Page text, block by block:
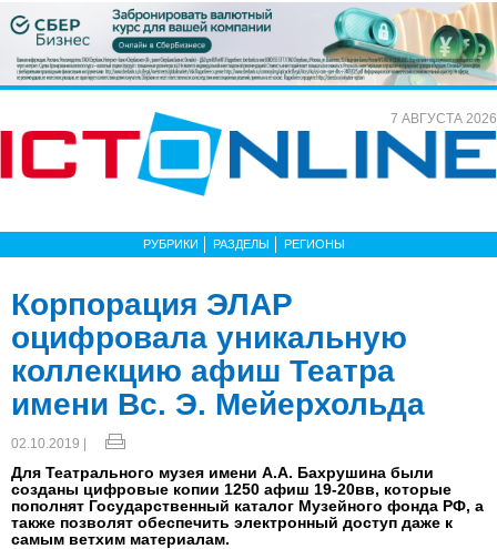
7 АВГУСТА 2026
РУБРИКИ РАЗДЕЛЫ РЕГИОНЫ
Корпорация ЭЛАР
оцифровала уникальную
коллекцию афиш Театра
имени Вс. Э. Мейерхольда
02.10.2019 |
Для Театрального музея имени А.А. Бахрушина были
созданы цифровые копии 1250 афиш 19-20вв, которые
пополнят Государственный каталог Музейного фонда РФ, а
также позволят обеспечить электронный доступ даже к
самым ветхим материалам.